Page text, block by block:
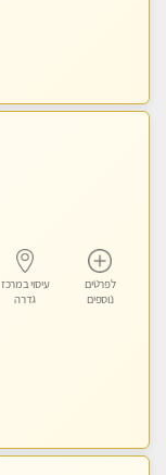
לפרטים
נוספים
עיסוי במרכז
גדרה